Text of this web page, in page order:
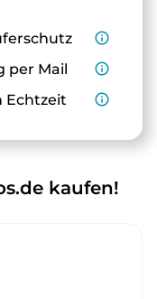
info_outline
per Mail
info_outline
Echtzeit info_outline
kaufen!